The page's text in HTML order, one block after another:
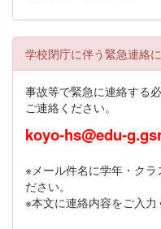
学校閉庁に伴う緊急連絡
事故等で緊急に連絡する
ご連絡ください。
koyo-hs@edu-
※メール件名に学年・クラ
ださい。
※本文に連絡内容をご入力